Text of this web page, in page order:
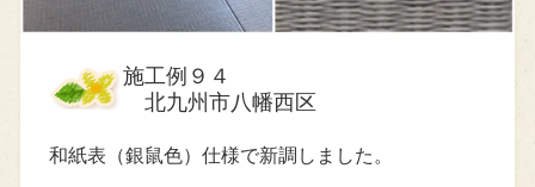
施工例９４
北九州市八幡西区
和紙表（銀鼠色）仕様で新調しました。